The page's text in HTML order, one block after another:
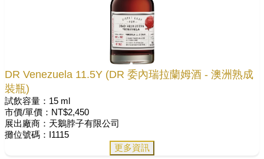
DR Venezuela 11.5Y (DR 委內瑞拉蘭姆酒 - 澳洲熟成
裝瓶)
試飲容量：15 ml
市價/單價：NT$2,450
展出廠商：天鵝脖子有限公司
攤位號碼：I1115
更多資訊